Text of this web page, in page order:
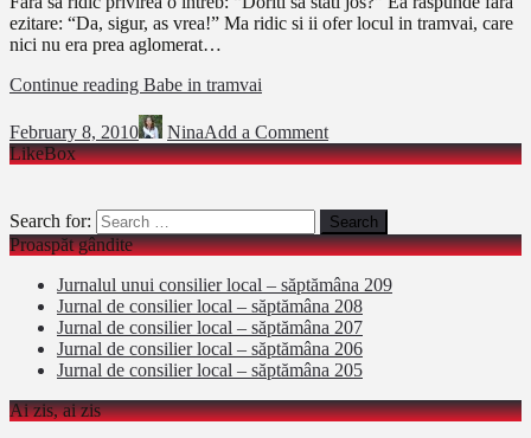
ezitare: “Da, sigur, as vrea!” Ma ridic si ii ofer locul in tramvai, care
nici nu era prea aglomerat…
Continue reading Babe in tramvai
February 8, 2010 NinaAdd a Comment
LikeBox
Search for:
Proaspăt gândite
Jurnalul unui consilier local – săptămâna 209
Jurnal de consilier local – săptămâna 208
Jurnal de consilier local – săptămâna 207
Jurnal de consilier local – săptămâna 206
Jurnal de consilier local – săptămâna 205
Ai zis, ai zis